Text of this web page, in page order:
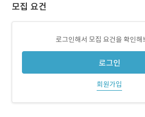
모집 요건
로그인해서 모집 요건을 확인해
로그인
회원가입